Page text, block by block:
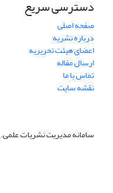
دسترسی سریع
صفحه اصلی
درباره نشریه
اعضای هیئت تحریریه
ارسال مقاله
تماس با ما
نقشه سایت
سامانه مدیریت نشریات علمی.